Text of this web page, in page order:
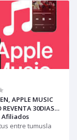
APPLE MUSIC
REVENTA 30DIAS
CORREO AL
PARA ENVIAR
Y INDICACIONES
Afiliados
entre tumusla